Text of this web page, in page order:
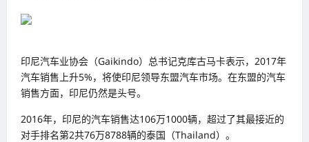
印尼汽车业协会（Gaikindo）总书记克库古马卡表示，2017年
汽车销售上升5%，将使印尼领导东盟汽车市场。在东盟的汽车
销售方面，印尼仍然是头号。
2016年，印尼的汽车销售达106万1000辆，超过了其最接近的
对手排名第2共76万8788辆的泰国（Thailand）。